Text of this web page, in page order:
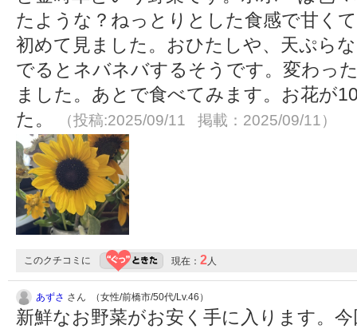
たような？ねっとりとした食感で甘く
初めて見ました。おひたしや、天ぷら
でるとネバネバするそうです。変わっ
ました。あとで食べてみます。お花が
た。
（投稿:2025/09/11 掲載：2025/09/11）
このクチコミに 現在： 2人
あずさ さん （女性/前橋市/50代/Lv.46）
新鮮なお野菜がお安く手に入ります。